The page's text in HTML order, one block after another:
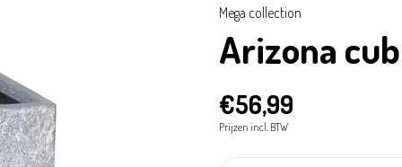
Tuininrichting
Bestrijding
Homewear
Mega collection
Arizona
€56,99
Prijzen incl. BTW